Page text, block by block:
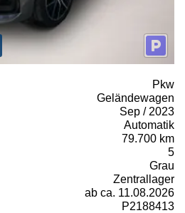
Pkw
Geländewagen
Sep / 2023
Automatik
79.700 km
5
Grau
Zentrallager
ab ca. 11.08.2026
P2188413